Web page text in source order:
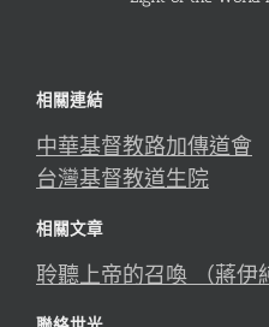
相關連結
中華基督教路加傳道會
台灣基督教道生院
相關文章
聆聽上帝的召喚 （蔣伊